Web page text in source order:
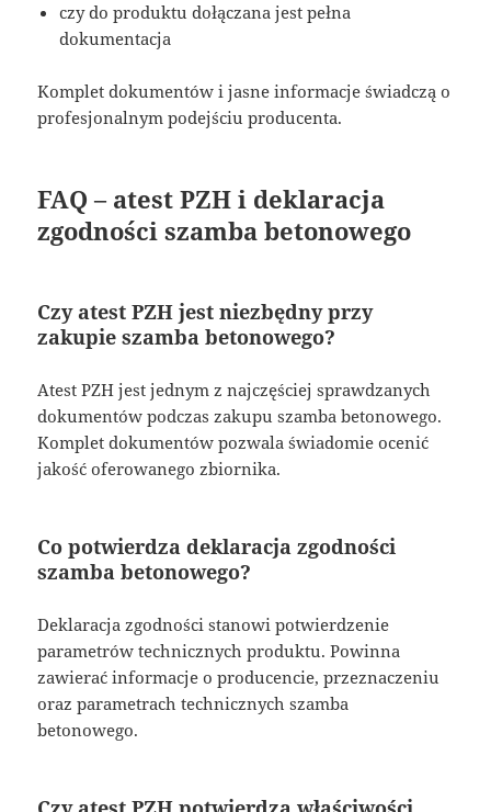
czy do produktu dołączana jest pełna
dokumentacja
Komplet dokumentów i jasne informacje świadczą o
profesjonalnym podejściu producenta.
FAQ – atest PZH i deklaracja
zgodności szamba betonowego
Czy atest PZH jest niezbędny przy
zakupie szamba betonowego?
Atest PZH jest jednym z najczęściej sprawdzanych
dokumentów podczas zakupu szamba betonowego.
Komplet dokumentów pozwala świadomie ocenić
jakość oferowanego zbiornika.
Co potwierdza deklaracja zgodności
szamba betonowego?
Deklaracja zgodności stanowi potwierdzenie
parametrów technicznych produktu. Powinna
zawierać informacje o producencie, przeznaczeniu
oraz parametrach technicznych szamba
betonowego.